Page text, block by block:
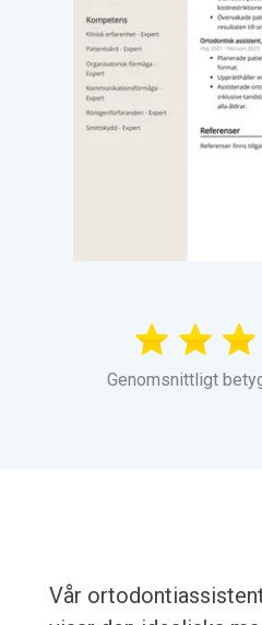
Genomsnittligt
Vår